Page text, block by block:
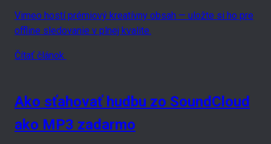
Vimeo hostí prémiový kreatívny obsah — uložte si ho pre
offline sledovanie v plnej kvalite.
Čítať článok
Ako sťahovať hudbu zo SoundCloud
ako MP3 zadarmo